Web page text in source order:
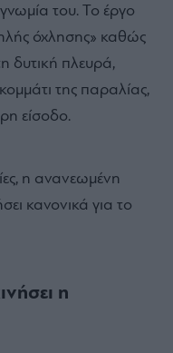
του. Το έργο
όχλησης» καθώς
δυτική πλευρά,
της παραλίας,
είσοδο.
η ανανεωμένη
κανονικά για το
η